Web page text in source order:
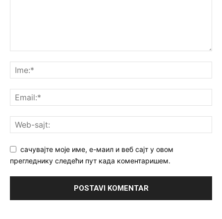
сачувајте моје име, е-маил и веб сајт у овом
прегледнику следећи пут када коментаришем.